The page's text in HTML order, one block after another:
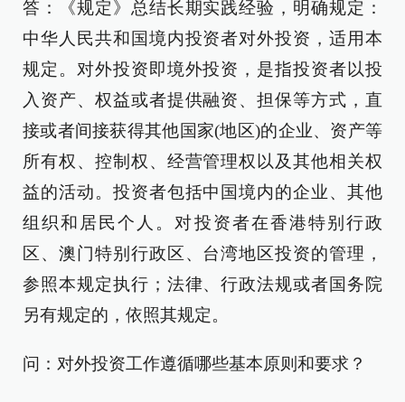
答：《规定》总结长期实践经验，明确规定：
中华人民共和国境内投资者对外投资，适用本
规定。对外投资即境外投资，是指投资者以投
入资产、权益或者提供融资、担保等方式，直
接或者间接获得其他国家(地区)的企业、资产等
所有权、控制权、经营管理权以及其他相关权
益的活动。投资者包括中国境内的企业、其他
组织和居民个人。对投资者在香港特别行政
区、澳门特别行政区、台湾地区投资的管理，
参照本规定执行；法律、行政法规或者国务院
另有规定的，依照其规定。
问：对外投资工作遵循哪些基本原则和要求？